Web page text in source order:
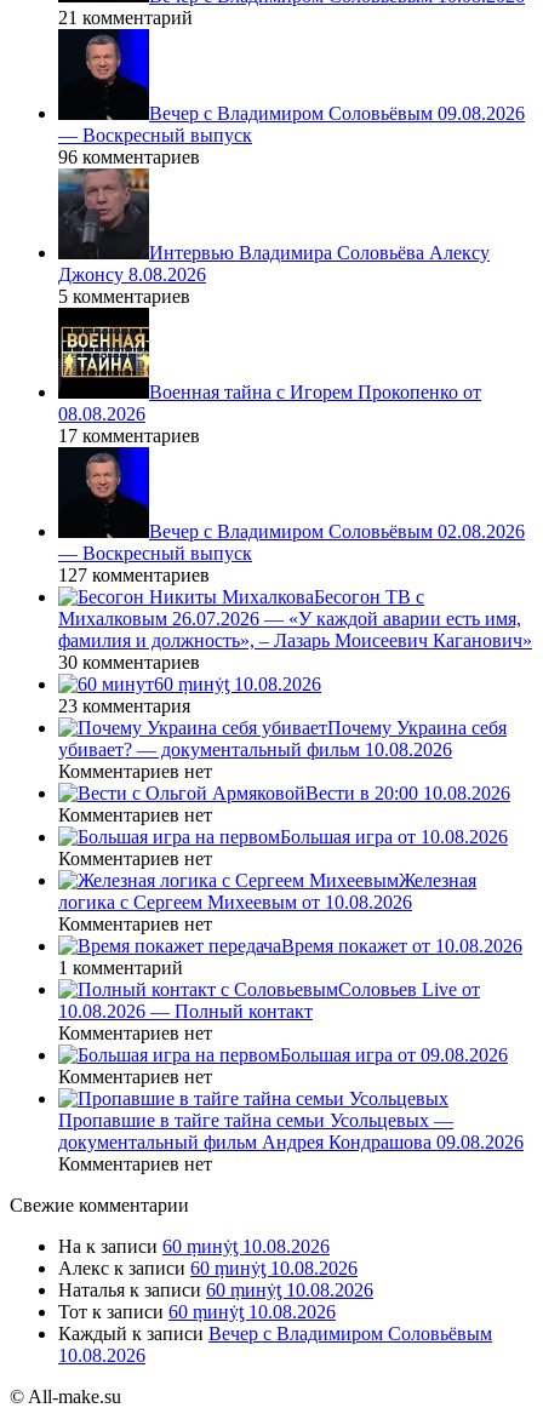
21 комментарий
Вечер с Владимиром Соловьёвым 09.08.2026
— Воскресный выпуск
96 комментариев
Интервью Владимира Соловьёва Алексу
Джонсу 8.08.2026
5 комментариев
Военная тайна с Игорем Прокопенко от
08.08.2026
17 комментариев
Вечер с Владимиром Соловьёвым 02.08.2026
— Воскресный выпуск
127 комментариев
Бесогон ТВ с
Михалковым 26.07.2026 — «У каждой аварии есть имя,
фамилия и должность», – Лазарь Моисеевич Каганович»
30 комментариев
60 ṃинẏƫ 10.08.2026
23 комментария
Почему Украина себя
убивает? — документальный фильм 10.08.2026
Комментариев нет
Вести в 20:00 10.08.2026
Комментариев нет
Большая игра от 10.08.2026
Комментариев нет
Железная
логика с Сергеем Михеевым от 10.08.2026
Комментариев нет
Время покажет от 10.08.2026
1 комментарий
Соловьев Live от
10.08.2026 — Полный контакт
Комментариев нет
Большая игра от 09.08.2026
Комментариев нет
Пропавшие в тайге тайна семьи Усольцевых —
документальный фильм Андрея Кондрашова 09.08.2026
Комментариев нет
Свежие комментарии
На к записи 60 ṃинẏƫ 10.08.2026
Алекс к записи 60 ṃинẏƫ 10.08.2026
Наталья к записи 60 ṃинẏƫ 10.08.2026
Тот к записи 60 ṃинẏƫ 10.08.2026
Каждый к записи Вечер с Владимиром Соловьёвым
10.08.2026
© All-make.su